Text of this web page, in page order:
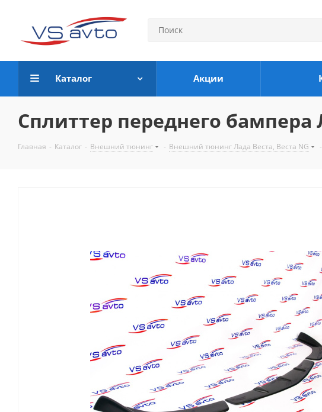
Каталог Акции
Сплиттер переднего бампера
Главная - Каталог - Внешний тюнинг - Внешний тюнинг Лада Веста, Веста NG -